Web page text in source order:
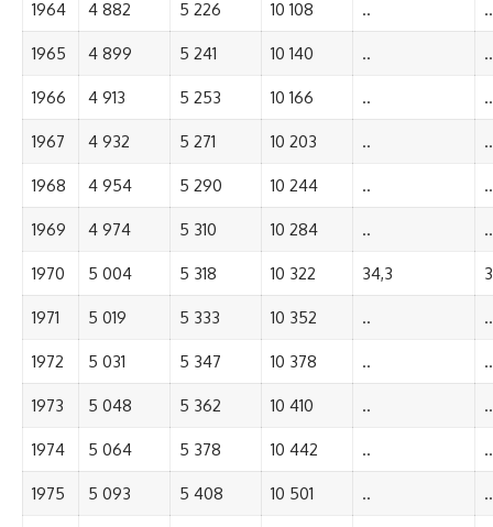
1964 4 882 5 226 10 108 .. ..
1965 4 899 5 241 10 140 .. ..
1966 4 913 5 253 10 166 .. ..
1967 4 932 5 271 10 203 .. ..
1968 4 954 5 290 10 244 .. ..
1969 4 974 5 310 10 284 .. ..
1970 5 004 5 318 10 322 34,3
1971 5 019 5 333 10 352 .. ..
1972 5 031 5 347 10 378 .. ..
1973 5 048 5 362 10 410 .. ..
1974 5 064 5 378 10 442 .. ..
1975 5 093 5 408 10 501 .. ..